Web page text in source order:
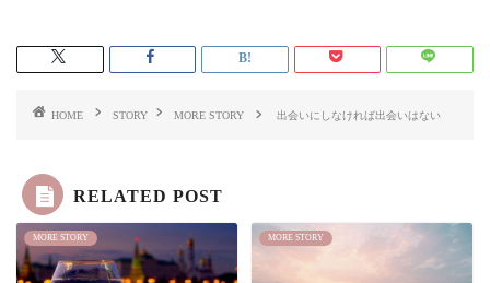
HOME STORY MORE STORY 出会いにしなければ出会いはない
RELATED POST
MORE STORY MORE STORY